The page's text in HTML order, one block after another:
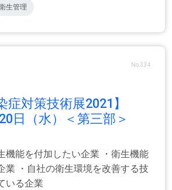
生管理
No.334
症対策技術展2021】
日（水）＜第三部＞
機能を付加したい企業 ・衛生機能
業 ・自社の衛生環境を改善する技
いる企業